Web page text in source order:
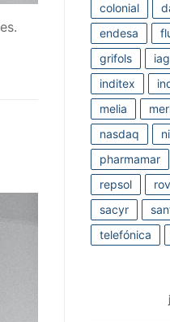
colonial
endesa
grifols
iag
inditex
melia
nasdaq
pharmamar
repsol
sacyr
telefónica